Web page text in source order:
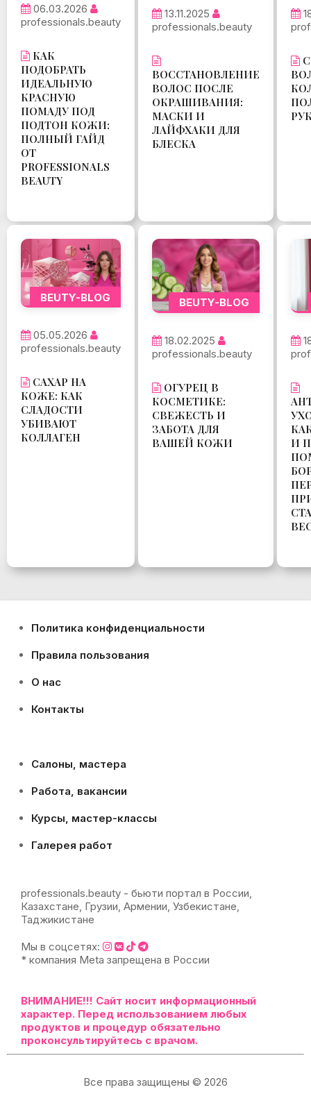
06.03.2026
professionals.beauty
КАК
ПОДОБРАТЬ
ИДЕАЛЬНУЮ
КРАСНУЮ
ПОМАДУ ПОД
ПОДТОН КОЖИ:
ПОЛНЫЙ ГАЙД
ОТ
PROFESSIONALS
BEAUTY
13.11.2025
professionals.beauty
ВОССТАНОВЛЕНИЕ
ВОЛОС ПОСЛЕ
ОКРАШИВАНИЯ:
МАСКИ И
ЛАЙФХАКИ ДЛЯ
БЛЕСКА
BEUTY-BLOG
05.05.2026
professionals.beauty
САХАР НА
КОЖЕ: КАК
СЛАДОСТИ
УБИВАЮТ
КОЛЛАГЕН
BEUTY-BLOG
18.02.2025
professionals.beauty
ОГУРЕЦ В
КОСМЕТИКЕ:
СВЕЖЕСТЬ И
ЗАБОТА ДЛЯ
ВАШЕЙ КОЖИ
И
Политика конфиденциальности
Правила пользования
О нас
Контакты
Салоны, мастера
Работа, вакансии
Курсы, мастер-классы
Галерея работ
professionals.beauty - бьюти портал в России,
Казахстане, Грузии, Армении, Узбекистане,
Таджикистане
Мы в соцсетях:
* компания Meta запрещена в России
ВНИМАНИЕ!!! Сайт носит информационный
характер. Перед использованием любых
продуктов и процедур обязательно
проконсультируйтесь с врачом.
Все права защищены © 2026